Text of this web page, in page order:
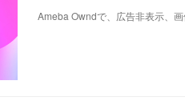
Ameba Owndで、広告非表示、